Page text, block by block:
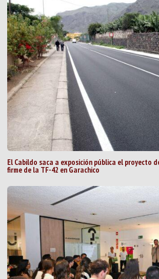
El Cabildo saca a exposición pública el proyecto
firme de la TF-42 en Garachico